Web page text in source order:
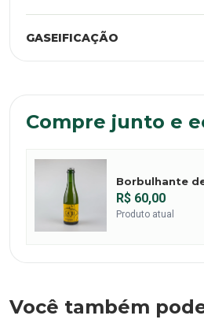
GASEIFICAÇÃO
Compre junto e
Borbulhante
R$ 60,00
Produto atual
Você também